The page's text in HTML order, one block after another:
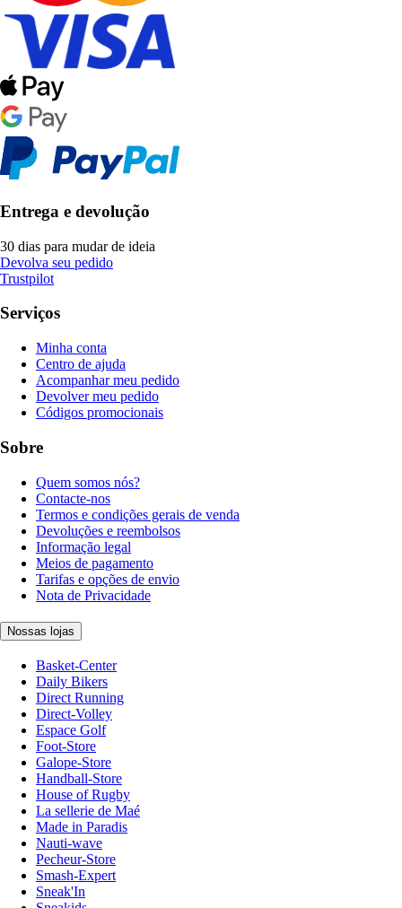
Entrega e devolução
30 dias para mudar de ideia
Devolva seu pedido
Trustpilot
Serviços
Minha conta
Centro de ajuda
Acompanhar meu pedido
Devolver meu pedido
Códigos promocionais
Sobre
Quem somos nós?
Contacte-nos
Termos e condições gerais de venda
Devoluções e reembolsos
Informação legal
Meios de pagamento
Tarifas e opções de envio
Nota de Privacidade
Nossas lojas
Basket-Center
Daily Bikers
Direct Running
Direct-Volley
Espace Golf
Foot-Store
Galope-Store
Handball-Store
House of Rugby
La sellerie de Maé
Made in Paradis
Nauti-wave
Pecheur-Store
Smash-Expert
Sneak'In